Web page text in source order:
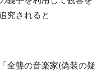
究されると
全聾の音楽家(偽装の疑